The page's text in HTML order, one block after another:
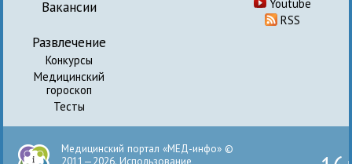
Вакансии
Развлечение
Конкурсы
Медицинский
гороскоп
Тесты
Youtube
RSS
Медицинский портал «МЕД-инфо» ©
2011—2026. Использование